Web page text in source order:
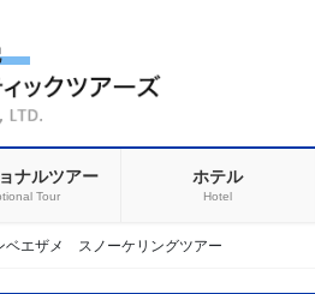
ナルツアー
Tour
ホテル
Hotel
ベエザメ スノーケリングツアー